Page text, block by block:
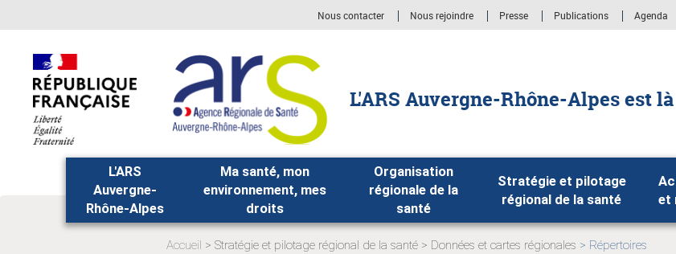
principal,
Nous contacter Nous rejoindre Presse Publications Agenda
L'ARS Auvergne-Rhône-Alpes est là
L'ARS
Auvergne-
Rhône-Alpes
Ma santé, mon
environnement, mes
droits
Organisation
régionale de la
santé
Stratégie et pilotage
régional de la santé
et
Accueil
Stratégie et pilotage régional de la santé
Données et cartes régionales
Répertoires